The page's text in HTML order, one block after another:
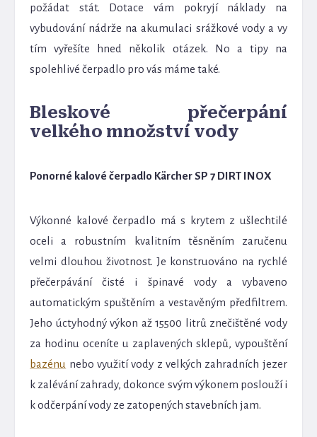
požádat stát. Dotace vám pokryjí náklady na
vybudování nádrže na akumulaci srážkové vody a vy
tím vyřešíte hned několik otázek. No a tipy na
spolehlivé čerpadlo pro vás máme také.
Bleskové přečerpání
velkého množství vody
Ponorné kalové čerpadlo Kärcher SP 7 DIRT INOX
Výkonné kalové čerpadlo má s krytem z ušlechtilé
oceli a robustním kvalitním těsněním zaručenu
velmi dlouhou životnost. Je konstruováno na rychlé
přečerpávání čisté i špinavé vody a vybaveno
automatickým spuštěním a vestavěným předfiltrem.
Jeho úctyhodný výkon až 15500 litrů znečištěné vody
za hodinu oceníte u zaplavených sklepů, vypouštění
bazénu nebo využití vody z velkých zahradních jezer
k zalévání zahrady, dokonce svým výkonem poslouží i
k odčerpání vody ze zatopených stavebních jam.